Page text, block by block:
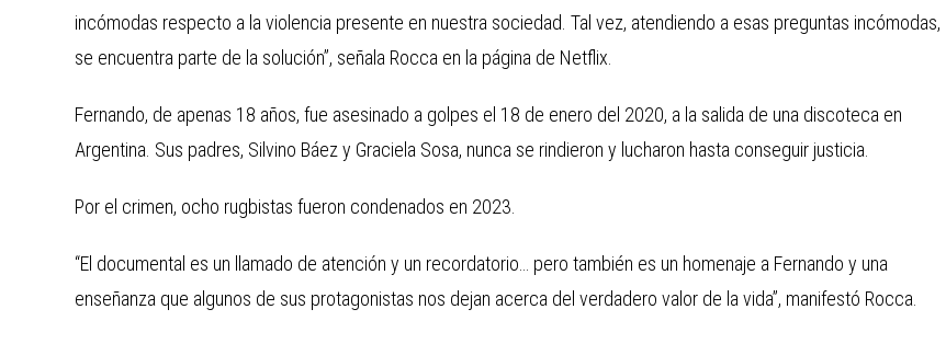
incómodas respecto a la violencia presente en nuestra sociedad. Tal vez, atendiendo a esas preguntas incómodas,
se encuentra parte de la solución”, señala Rocca en la página de Netflix.
Fernando, de apenas 18 años, fue asesinado a golpes el 18 de enero del 2020, a la salida de una discoteca en
Argentina. Sus padres, Silvino Báez y Graciela Sosa, nunca se rindieron y lucharon hasta conseguir justicia.
Por el crimen, ocho rugbistas fueron condenados en 2023.
“El documental es un llamado de atención y un recordatorio… pero también es un homenaje a Fernando y una
enseñanza que algunos de sus protagonistas nos dejan acerca del verdadero valor de la vida”, manifestó Rocca.